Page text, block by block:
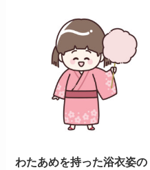
わたあめを持った浴衣姿の